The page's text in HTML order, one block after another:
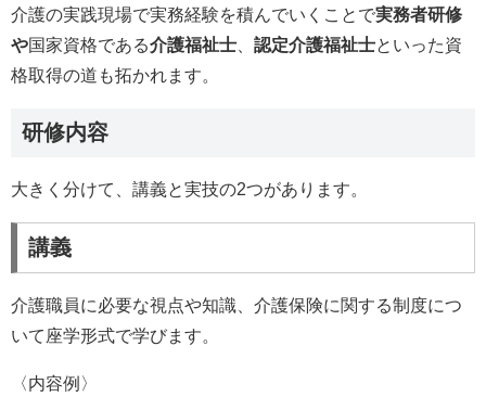
介護の実践現場で実務経験を積んでいくことで実務者研修
や国家資格である介護福祉士 認定介護福祉士といった資
格取得の道も拓かれます。
研修内容
大きく分けて、講義と実技の2つがあります。
講義
介護職員に必要な視点や知識、介護保険に関する制度につ
いて座学形式で学びます。
〈内容例〉